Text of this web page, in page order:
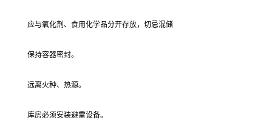
应与氧化剂、食用化学品分开存放，切忌混储
保持容器密封。
远离火种、热源。
库房必须安装避雷设备。